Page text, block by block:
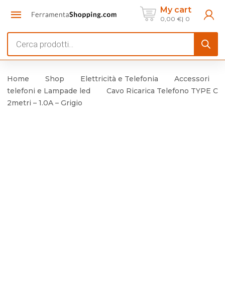
My cart
0,00 € 0
search
Home Shop Elettricità e Telefonia
Accessori
telefoni e Lampade led
Cavo Ricarica Telefono TYPE C
2metri – 1.0A – Grigio